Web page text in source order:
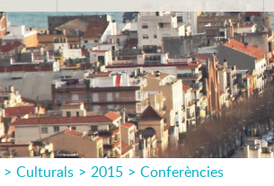
> Culturals > 2015 > Conferències